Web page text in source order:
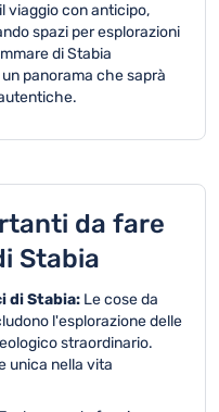
viaggio con anticipo,
spazi per esplorazioni
di Stabia
panorama che saprà
da fare
Stabia
di Stabia: Le cose da
l'esplorazione delle
straordinario.
unica nella vita